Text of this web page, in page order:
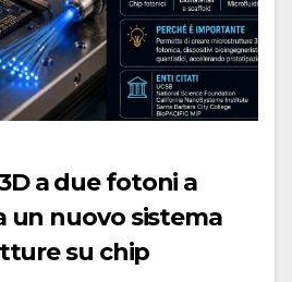
a due fotoni a
un nuovo sistema
su chip